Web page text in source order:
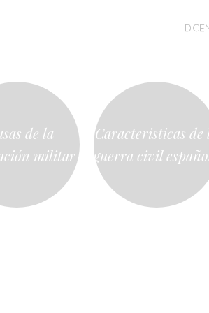
SALTAR
de la
militar
Caracteristicas de
guerra civil